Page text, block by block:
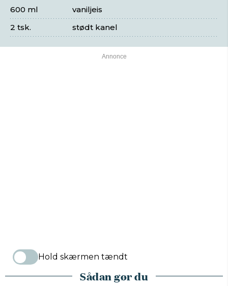
vaniljeis
600 ml
stødt kanel
2 tsk.
Hold skærmen tændt
Sådan gør du